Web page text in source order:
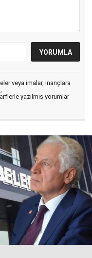
veya imalar, inançlara
yazılmış yorumlar